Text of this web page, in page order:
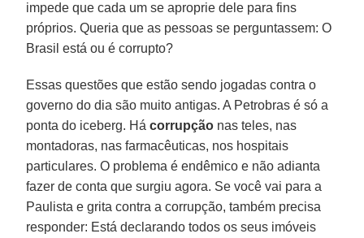
impede que cada um se aproprie dele para fins
próprios. Queria que as pessoas se perguntassem: O
Brasil está ou é corrupto?
Essas questões que estão sendo jogadas contra o
governo do dia são muito antigas. A Petrobras é só a
ponta do iceberg. Hácorrupção nas teles, nas
montadoras, nas farmacêuticas, nos hospitais
particulares. O problema é endêmico e não adianta
fazer de conta que surgiu agora. Se você vai para a
Paulista e grita contra a corrupção, também precisa
responder: Está declarando todos os seus imóveis